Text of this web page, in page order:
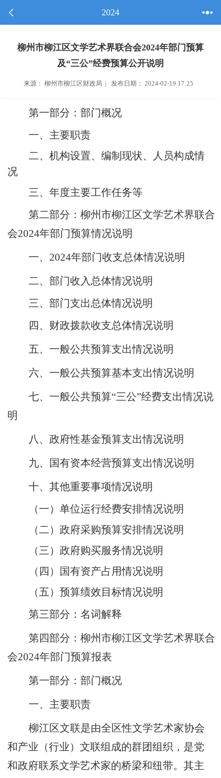
2024
柳州市柳江区文学艺术界联合会2024年部门预算
及“三公”经费预算公开说明
来源： 柳州市柳江区财政局 | 发布日期： 2024-02-19 17:25
第一部分：部门概况
一、主要职责
二、机构设置、编制现状、人员构成情
况
三、年度主要工作任务等
第二部分： 柳州市柳江区文学艺术界联合
会2024年部门预算情况说明
一、 2024年部门收支总体情况说明
二、部门收入总体情况说明
三、部门支出总体情况说明
四、财政拨款收支总体情况说明
五、一般公共预算支出情况说明
六、一般公共预算基本支出情况说明
七、一般公共预算“三公”经费支出情况说
明
八、政府性基金预算支出情况说明
九、国有资本经营预算支出情况说明
十、其他重要事项情况说明
（一）单位运行经费安排情况说明
（二） 政府采购预算安排情况说明
（三）政府购买服务情况说明
（四）
国有资产占用情况说明
（五）预算绩效目标情况说明
第三部分：名词解释
第四部分： 柳州市柳江区文学艺术界联合
会2024年部门预算报表
第一部分：部门概况
一、主要职责
柳江区文联是由全区性文学艺术家协会
和产业（行业）文联组成的群团组织，是党
和政府联系文学艺术家的桥梁和纽带。其主